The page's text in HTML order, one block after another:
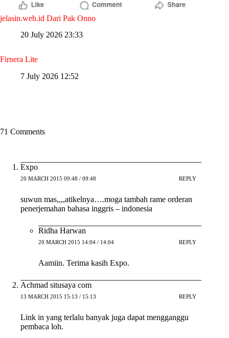
jelasin.web.id Dari Pak Onno
20 July 2026 23:33
Firnera Lite
7 July 2026 12:52
71 Comments
Expo
20 MARCH 2015 09:48 / 09:48 REPLY
suwun mas,,,,atikelnya….moga tambah rame orderan
penerjemahan bahasa inggris – indonesia
Ridha Harwan
20 MARCH 2015 14:04 / 14:04 REPLY
Aamiin. Terima kasih Expo.
Achmad situsaya com
13 MARCH 2015 15:13 / 15:13 REPLY
Link in yang terlalu banyak juga dapat mengganggu
pembaca loh.